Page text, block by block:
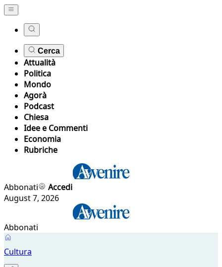
Cerca
Attualità
Politica
Mondo
Agorà
Podcast
Chiesa
Idee e Commenti
Economia
Rubriche
Abbonati
Accedi
August 7, 2026
Abbonati
Cultura